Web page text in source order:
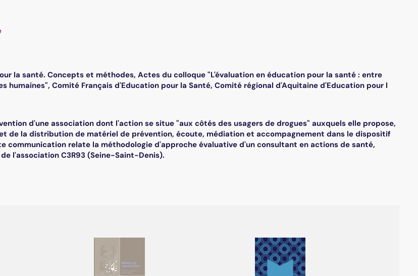
la santé. Concepts et méthodes, Actes du colloque "L'évaluation en éducation pour la santé : entre
humaines", Comité Français d'Education pour la Santé, Comité régional d'Aquitaine d'Education pour l
d'une association dont l'action se situe "aux côtés des usagers de drogues" auxquels elle propose,
de la distribution de matériel de prévention, écoute, médiation et accompagnement dans le dispositif
communication relate la méthodologie d'approche évaluative d'un consultant en actions de santé,
l'association C3R93 (Seine-Saint-Denis).